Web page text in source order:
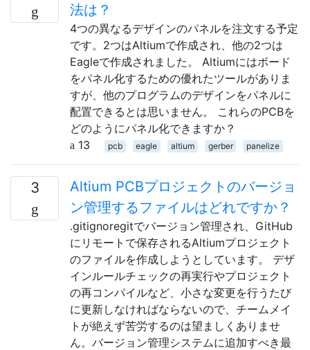
法は？
4つの異なるデザインのパネルを注文する予定
です。2つはAltiumで作成され、他の2つは
Eagleで作成されました。 Altiumにはボード
をパネル化するための優れたツールがありま
すが、他のプログラムのデザインをパネルに
配置できるとは思いません。 これらのPCBを
どのようにパネル化できますか？
13
pcb eagle altium gerber panelize
3
Altium PCBプロジェクトのバージョ
ン管理するファイルはどれですか？
.gitignoregitでバージョン管理され、GitHub
にリモートで保存されるAltiumプロジェクト
のファイルを作成しようとしています。 デザ
インルールチェックの再実行やプロジェクト
の再コンパイルなど、小さな変更を行うたび
に更新しなければならないので、チームメイ
トが絶えず苦労するのは望ましくありませ
ん。バージョン管理システムに追加すべき最